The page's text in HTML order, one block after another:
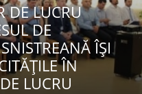
DE LUCRU
DE
ÎȘI
ÎN
LUCRU